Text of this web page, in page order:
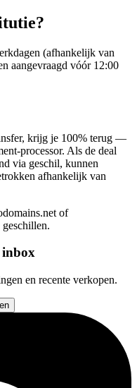
(afhankelijk van
aangevraagd vóór 12:00
krijg je 100% terug —
processor. Als de deal
via geschil, kunnen
afhankelijk van
of
inbox
en recente verkopen.